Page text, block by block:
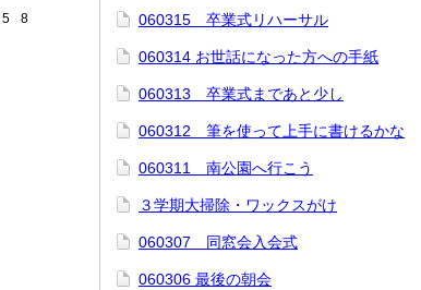
5 8 060315 卒業式リハーサル
060314 お世話になった方への手紙
060313 卒業式まであと少し
060312 筆を使って上手に書けるかな
060311 南公園へ行こう
３学期大掃除・ワックスがけ
060307 同窓会入会式
060306 最後の朝会